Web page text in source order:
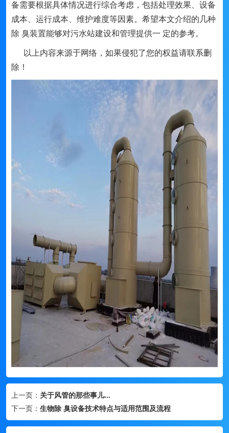
备需要根据具体情况进行综合考虑，包括处理效果、设备
成本、运行成本、维护难度等因素。希望本文介绍的几种
除 臭装置能够对污水站建设和管理提供一 定的参考。
以上内容来源于网络，如果侵犯了您的权益请联系删
除！
上一页： 关于风管的那些事儿...
下一页： 生物除 臭设备技术特点与适用范围及流程